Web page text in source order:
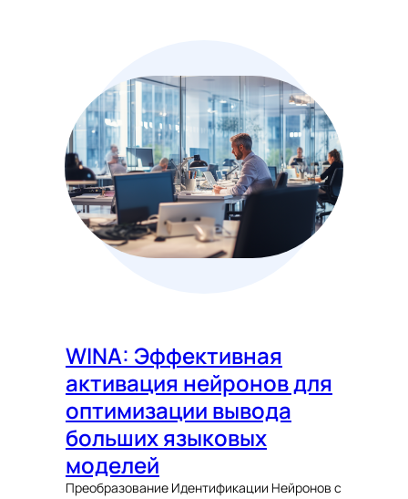
WINA: Эффективная
активация нейронов для
оптимизации вывода
больших языковых
моделей
Преобразование Идентификации Нейронов с